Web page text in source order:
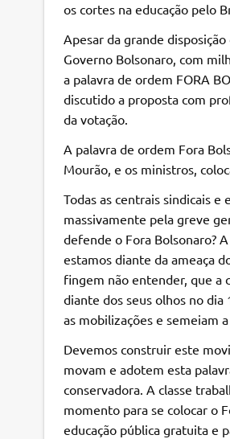
os cortes na educação pelo
Apesar da grande
Governo Bolsonaro, com
a palavra de ordem FORA
discutido a proposta com
da votação.
A palavra de ordem Fora
Mourão, e os ministros,
Todas as centrais sindicais e
massivamente pela greve
defende o Fora Bolsonaro?
estamos diante da ameaça
fingem não entender, que a
diante dos seus olhos no
as mobilizações e semeiam
Devemos construir este
movam e adotem esta
conservadora. A classe
momento para se colocar o
educação pública gratuita e